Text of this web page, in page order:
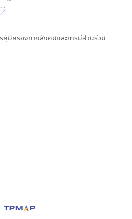
คุ้มครองทางสังคมและการมีส่วนร่วม